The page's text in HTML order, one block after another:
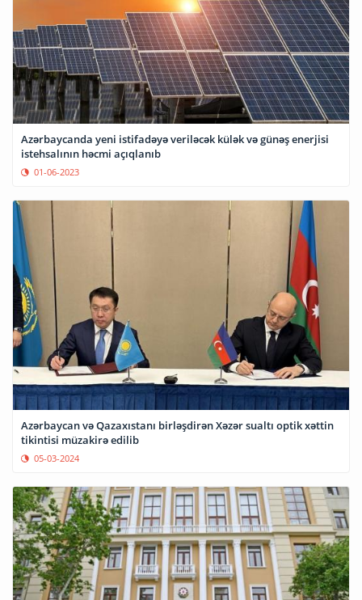
Azərbaycanda yeni istifadəyə veriləcək külək və günəş enerjisi
istehsalının həcmi açıqlanıb
01-06-2023
Azərbaycan və Qazaxıstanı birləşdirən Xəzər sualtı optik xəttin
tikintisi müzakirə edilib
05-03-2024